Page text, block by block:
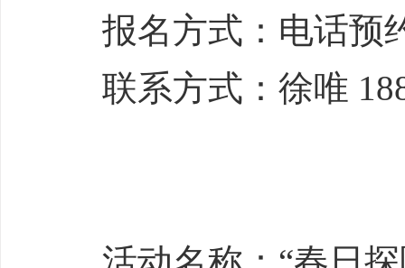
报名方式：电话预
联系方式：徐唯